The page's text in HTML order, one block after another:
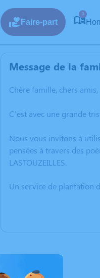
Faire-part
3
Message de la
Chère famille, chers amis,
C’est avec une grande
Nous vous invitons à
pensées à travers des
LASTOUZEILLES.
Un service de plantation